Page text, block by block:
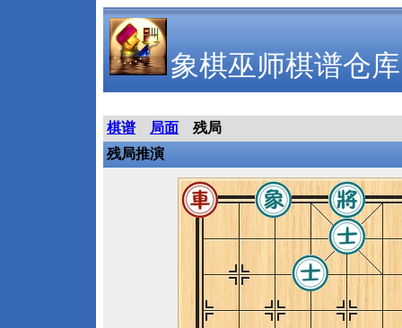
象棋巫师棋谱仓库
棋谱 局面
残局
残局推演